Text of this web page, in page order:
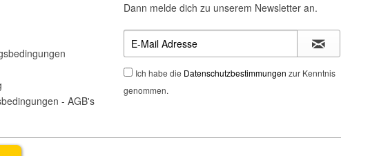
- AGB's
Dann melde dich zu unserem Newsletter an.
Ich habe die Datenschutzbestimmungen zur Kenntnis
genommen.